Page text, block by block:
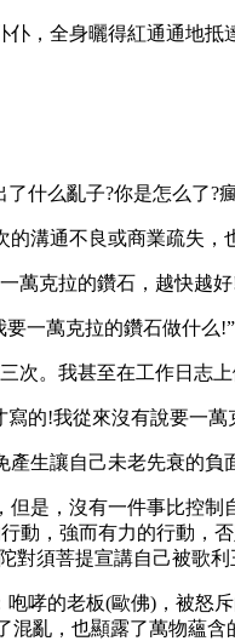
全身曬得紅通通地抵
什么亂子?你是怎么了?
通不良或商業疏失，
萬克拉的鑽石，越快越好
一萬克拉的鑽石做什么!”
。我甚至在工作日志上
的!我從來沒有說要一萬
生讓自己未老先衰的負
，沒有一件事比控制
動，強而有力的行動，
須菩提宣講自己被歌
的老板(歐佛)，被怒
亂，也顯露了萬物蘊含